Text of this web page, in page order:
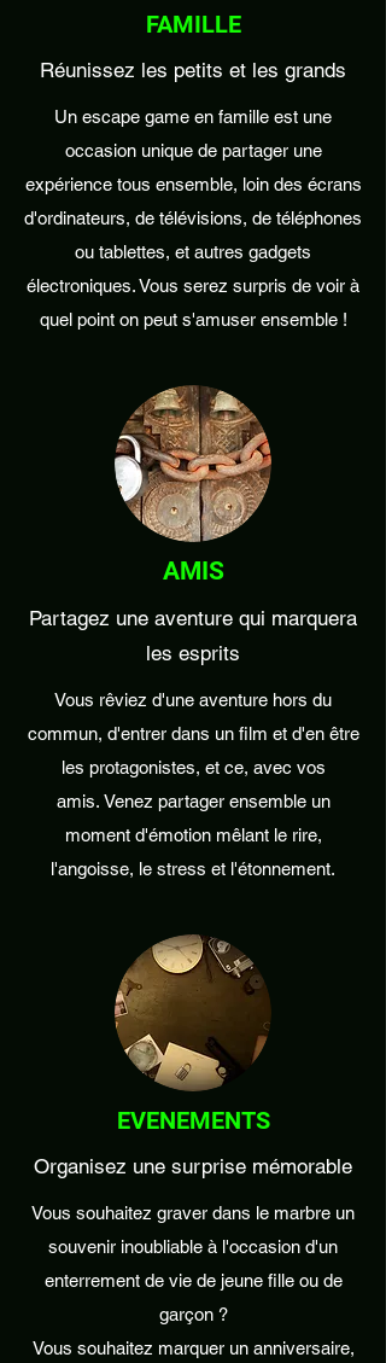
FAMILLE
Réunissez les petits et les grands
Un escape game en famille est une
occasion unique de partager une
expérience tous ensemble, loin des écrans
d'ordinateurs, de télévisions, de téléphones
ou tablettes, et autres gadgets
électroniques. Vous serez surpris de voir à
quel point on peut s'amuser ensemble !
AMIS
Partagez une aventure qui marquera
les esprits
Vous rêviez d'une aventure hors du
commun, d'entrer dans un film et d'en être
les protagonistes, et ce, avec vos
amis. Venez partager ensemble un
moment d'émotion mêlant le rire,
l'angoisse, le stress et l'étonnement.
EVENEMENTS
Organisez une surprise mémorable
Vous souhaitez graver dans le marbre un
souvenir inoubliable à l'occasion d'un
enterrement de vie de jeune fille ou de
garçon ?
Vous souhaitez marquer un anniversaire,